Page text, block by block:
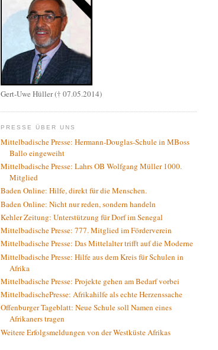
Gert-Uwe Hüller († 07.05.2014)
PRESSE ÜBER UNS
Mittelbadische Presse: Hermann-Douglas-Schule in MBoss
Ballo eingeweiht
Mittelbadische Presse: Lahrs OB Wolfgang Müller 1000.
Mitglied
Baden Online: Hilfe, direkt für die Menschen.
Baden Online: Nicht nur reden, sondern handeln
Kehler Zeitung: Unterstützung für Dorf im Senegal
Mittelbadische Presse: 777. Mitglied im Förderverein
Mittelbadische Presse: Das Mittelalter trifft auf die Moderne
Mittelbadische Presse: Hilfe aus dem Kreis für Schulen in
Afrika
Mittelbadische Presse: Projekte gehen am Bedarf vorbei
MittelbadischePresse: Afrikahilfe als echte Herzenssache
Offenburger Tageblatt: Neue Schule soll Namen eines
Afrikaners tragen
Weitere Erfolgsmeldungen von der Westküste Afrikas